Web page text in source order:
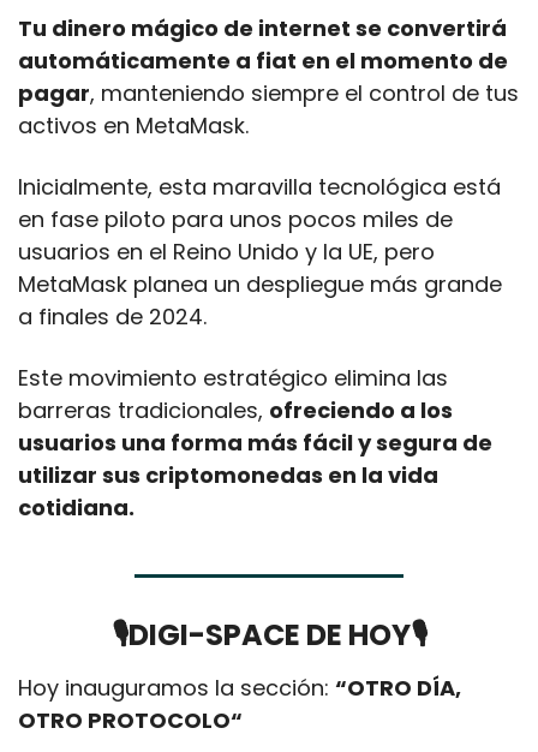
Tu dinero mágico de internet se convertirá
automáticamente a fiat en el momento de
pagar, manteniendo siempre el control de tus
activos en MetaMask.
Inicialmente, esta maravilla tecnológica está
en fase piloto para unos pocos miles de
usuarios en el Reino Unido y la UE, pero
MetaMask planea un despliegue más grande
a finales de 2024.
Este movimiento estratégico elimina las
barreras tradicionales, ofreciendo a los
usuarios una forma más fácil y segura de
utilizar sus criptomonedas en la vida
cotidiana.
🎙️DIGI-SPACE DE HOY🎙️
Hoy inauguramos la sección: “OTRO DÍA,
OTRO PROTOCOLO“